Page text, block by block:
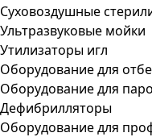
Суховоздушные
Ультразвуковые мойки
Утилизаторы игл
Оборудование для
Оборудование для
Дефибрилляторы
Оборудование для